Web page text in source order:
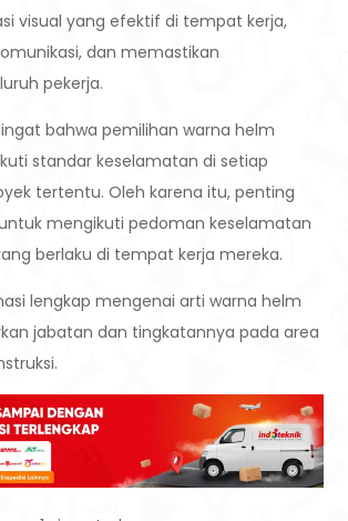
visual yang efektif di tempat kerja,
dan memastikan
pekerja.
bahwa pemilihan warna helm
standar keselamatan di setiap
tertentu. Oleh karena itu, penting
mengikuti pedoman keselamatan
berlaku di tempat kerja mereka.
lengkap mengenai arti warna helm
jabatan dan tingkatannya pada area